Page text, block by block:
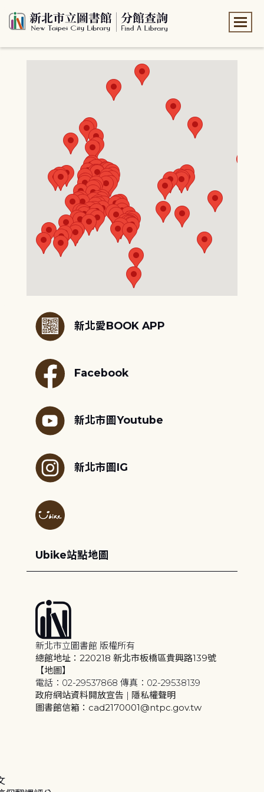
新北愛BOOK APP
Facebook
新北市圖Youtube
新北市圖IG
Ubike站點地圖
新北市立圖書館 版權所有
總館地址：220218 新北市板橋區貴興路139號
【地圖】
電話：02-29537868 傳真：02-29538139
政府網站資料開放宣告 | 隱私權聲明
圖書館信箱：cad2170001@ntpc.gov.tw